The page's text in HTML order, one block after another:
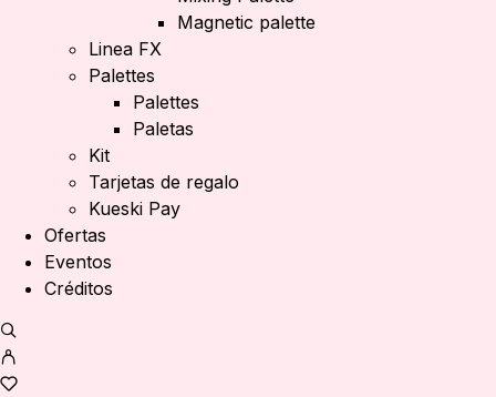
Magnetic palette
Linea FX
Palettes
Palettes
Paletas
Kit
Tarjetas de regalo
Kueski Pay
Ofertas
Eventos
Créditos